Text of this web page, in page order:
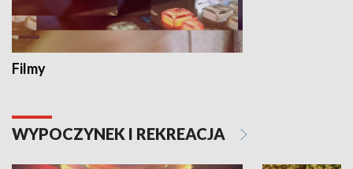
Filmy
WYPOCZYNEK I REKREACJA